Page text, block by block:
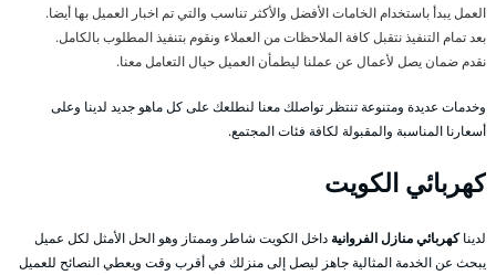
العمل يبدأ باستخدام الخامات الأفضل والأكثر تناسب والتي تم اخبار العميل بها أيضا.
بعد تمام التنفيذ نتقبل كافة الملاحظات من العملاء ونقوم بتنفيذ المطلوب بالكامل.
نقدم ضمان يصل لأعمال عن عملنا ليطمأن العميل حيال التعامل معنا.
وخدمات عديدة ومتنوعة تنتظر تواصلك معنا لنطلعك على كل ماهو جديد لدينا وعلى
أسعارنا المناسبة والمقبولة لكافة فئات المجتمع.
كهربائي الكويت
لديناكهربائي منازل الفروانية داخل الكويت شاطر وممتاز وهو الحل الأمثل لكل عميل
يبحث عن الخدمة المثالية جاهز ليصل إلى منزلك في أقرب وقت ويعطي النصائح للعميل